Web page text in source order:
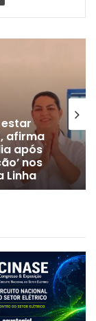
afirma
após
nos
Linha
a